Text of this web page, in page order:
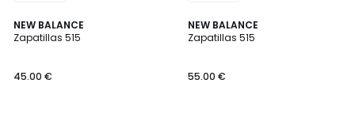
NEW BALANCE
Zapatillas 515
45.00 €
NEW BALANCE
Zapatillas 515
55.00 €